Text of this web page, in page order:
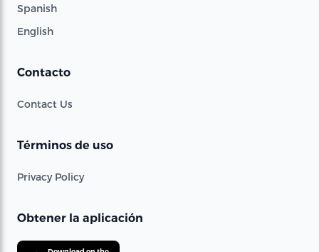
Spanish
English
Contacto
Contact Us
Términos de uso
Privacy Policy
Obtener la aplicación